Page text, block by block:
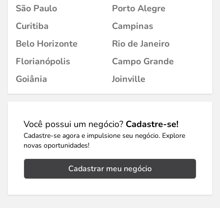
São Paulo
Porto Alegre
Curitiba
Campinas
Belo Horizonte
Rio de Janeiro
Florianópolis
Campo Grande
Goiânia
Joinville
Você possui um negócio? Cadastre-se!
Cadastre-se agora e impulsione seu negócio. Explore
novas oportunidades!
Cadastrar meu negócio